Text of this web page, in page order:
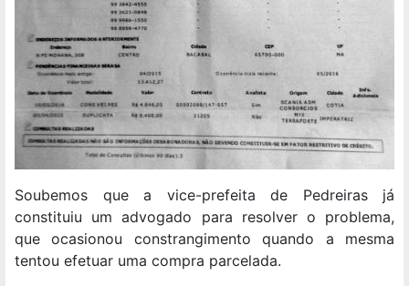
Soubemos que a vice-prefeita de Pedreiras já
constituiu um advogado para resolver o problema,
que ocasionou constrangimento quando a mesma
tentou efetuar uma compra parcelada.